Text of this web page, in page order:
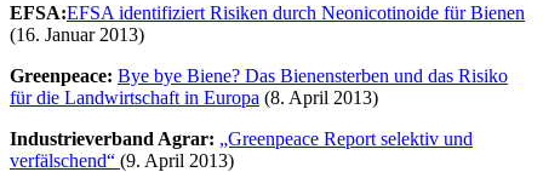
EFSA:EFSA identifiziert Risiken durch Neonicotinoide für Bienen
(16. Januar 2013)
Greenpeace: Bye bye Biene? Das Bienensterben und das Risiko
für die Landwirtschaft in Europa (8. April 2013)
Industrieverband Agrar: „Greenpeace Report selektiv und
verfälschend“ (9. April 2013)